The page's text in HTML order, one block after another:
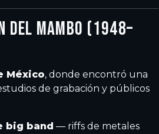
DEL MAMBO (1948–
México, donde encontró una
de grabación y públicos
big band — riffs de metales